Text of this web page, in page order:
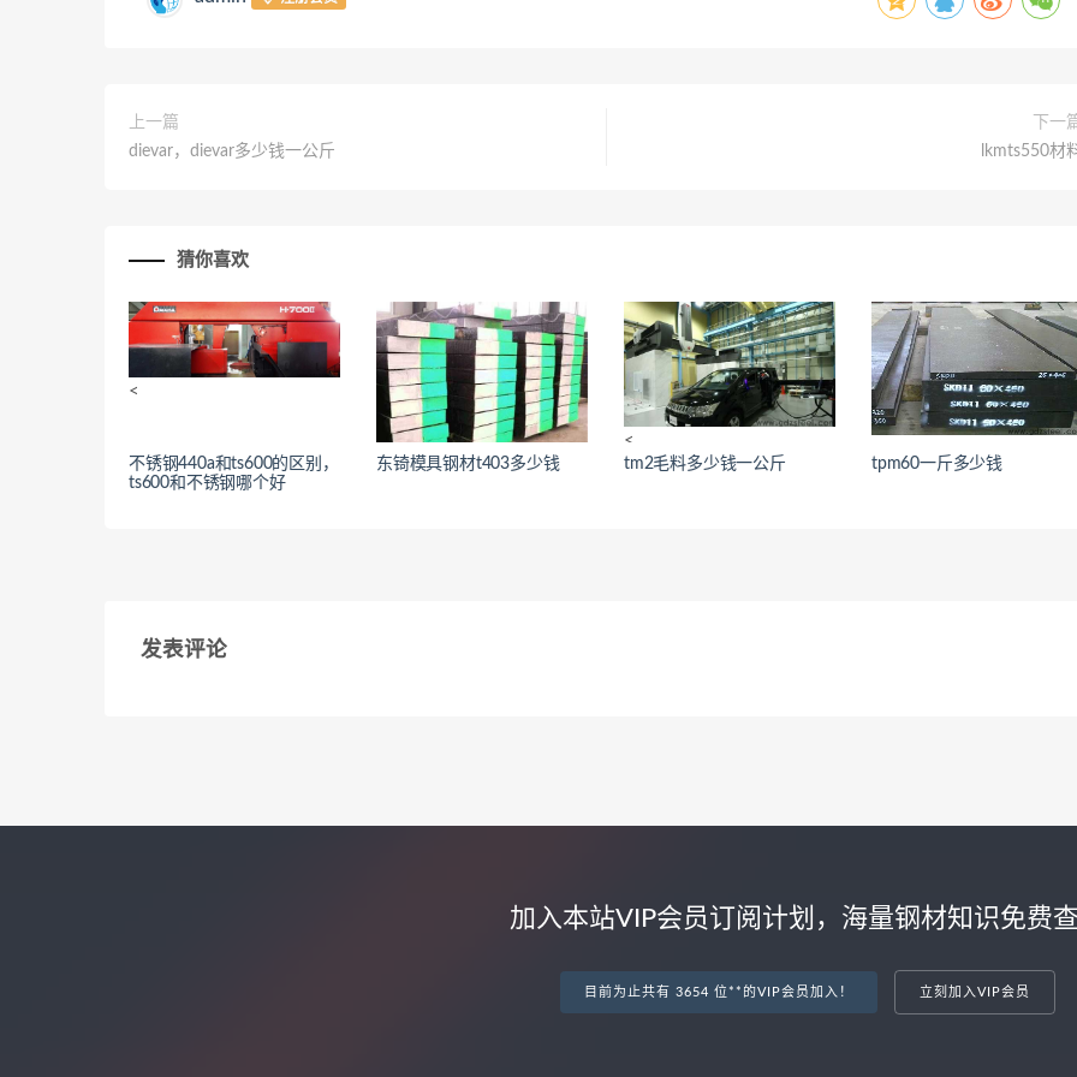
上一篇
dievar，dievar多少钱一公斤
下一
lkmts550材
猜你喜欢
<
不锈钢440a和ts600的区别，
ts600和不锈钢哪个好
<
东锜模具钢材t403多少钱
<
tm2毛料多少钱一公斤 tpm60一斤多少钱
发表评论
加入本站VIP会员订阅计划，海量钢材知识免费
目前为止共有 3654 位**的VIP会员加入！ 立刻加入VIP会员